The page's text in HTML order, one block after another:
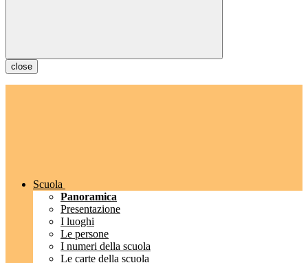
close
Scuola
Panoramica
Presentazione
I luoghi
Le persone
I numeri della scuola
Le carte della scuola